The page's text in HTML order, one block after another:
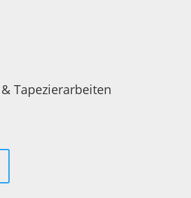
Tapezierarbeiten